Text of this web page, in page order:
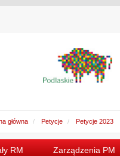
główna Petycje Petycje 2023
RM Zarządzenia PM